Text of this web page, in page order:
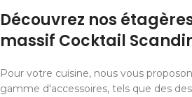
Découvrez nos
massif Cocktail
Pour votre cuisine, nous vous
gamme d'accessoires, tels que des